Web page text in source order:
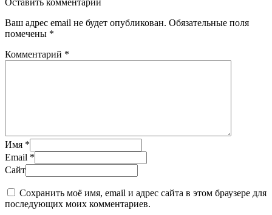
Оставить комментарий
Ваш адрес email не будет опубликован. Обязательные поля
помечены *
Комментарий *
Имя *
Email *
Сайт
Сохранить моё имя, email и адрес сайта в этом браузере для
последующих моих комментариев.